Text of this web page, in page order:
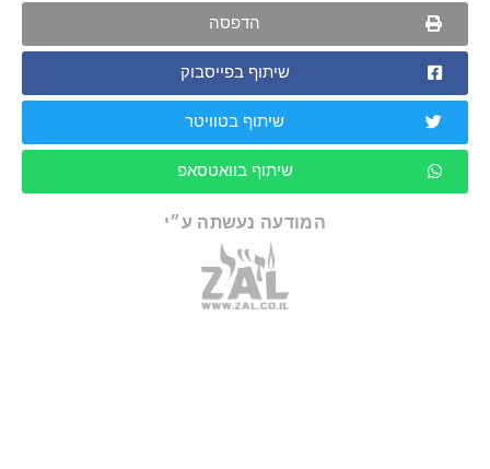
הדפסה
שיתוף בפייסבוק
שיתוף בטוויטר
שיתוף בוואטסאפ
המודעה נעשתה ע״י